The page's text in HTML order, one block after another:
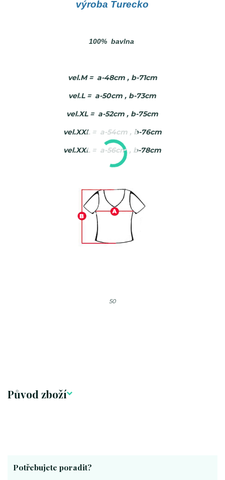
výroba Turecko
100% bavlna
vel.M = a-48cm , b-71cm
vel.L = a-50cm , b-73cm
vel.XL = a-52cm , b-75cm
vel.XXL = a-54cm , b-76cm
vel.XXL = a-56cm , b-78cm
50
Původ zboží
Potřebujete poradit?